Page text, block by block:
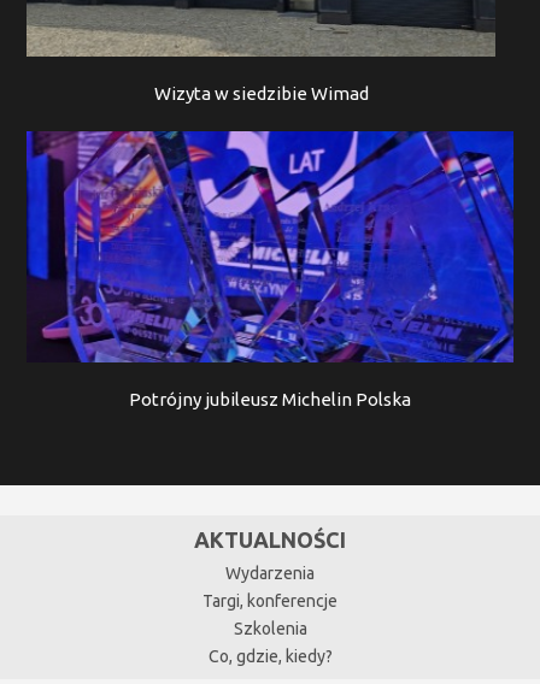
Wizyta w siedzibie Wimad
Potrójny jubileusz Michelin Polska
AKTUALNOŚCI
Wydarzenia
Targi, konferencje
Szkolenia
Co, gdzie, kiedy?